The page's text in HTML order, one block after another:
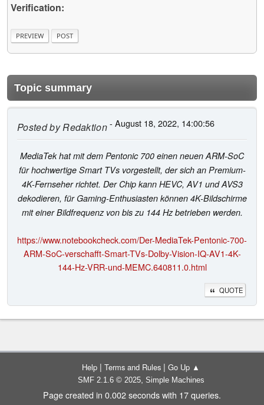
Verification:
Topic summary
Posted byRedaktion- August 18, 2022, 14:00:56
MediaTek hat mit dem Pentonic 700 einen neuen ARM-SoC
für hochwertige Smart TVs vorgestellt, der sich an Premium-
4K-Fernseher richtet. Der Chip kann HEVC, AV1 und AVS3
dekodieren, für Gaming-Enthusiasten können 4K-Bildschirme
mit einer Bildfrequenz von bis zu 144 Hz betrieben werden.
https://www.notebookcheck.com/Der-MediaTek-Pentonic-700-
ARM-SoC-verschafft-Smart-TVs-Dolby-Vision-IQ-AV1-4K-
144-Hz-VRR-und-MEMC.640811.0.html
QUOTE
Help | Terms and Rules | Go Up ▲
SMF 2.1.6 © 2025, Simple Machines
Page created in 0.002 seconds with 17 queries.